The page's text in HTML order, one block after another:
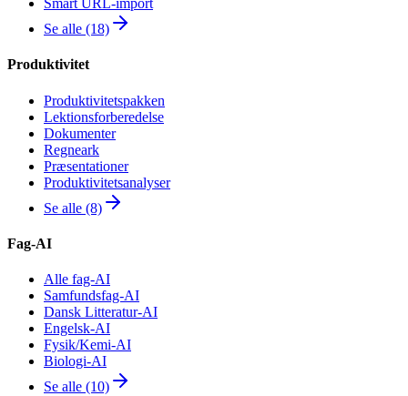
Smart URL-import
Se alle (18)
Produktivitet
Produktivitetspakken
Lektionsforberedelse
Dokumenter
Regneark
Præsentationer
Produktivitetsanalyser
Se alle (8)
Fag-AI
Alle fag-AI
Samfundsfag-AI
Dansk Litteratur-AI
Engelsk-AI
Fysik/Kemi-AI
Biologi-AI
Se alle (10)